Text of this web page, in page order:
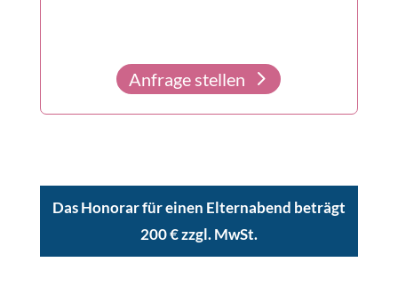
Anfrage stellen
Das Honorar für einen Elternabend beträgt
200 € zzgl. MwSt.